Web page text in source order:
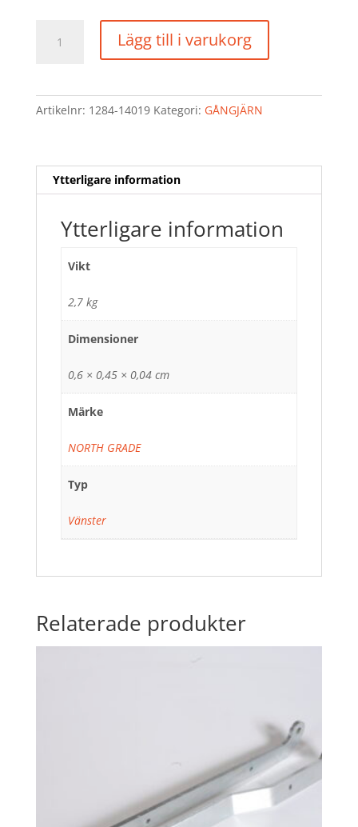
mängd
Lägg till i varukorg
Artikelnr: 1284-14019 Kategori: GÅNGJÄRN
Ytterligare information
Ytterligare information
Vikt
2,7 kg
Dimensioner
0,6 × 0,45 × 0,04 cm
Märke
NORTH GRADE
Typ
Vänster
Relaterade produkter